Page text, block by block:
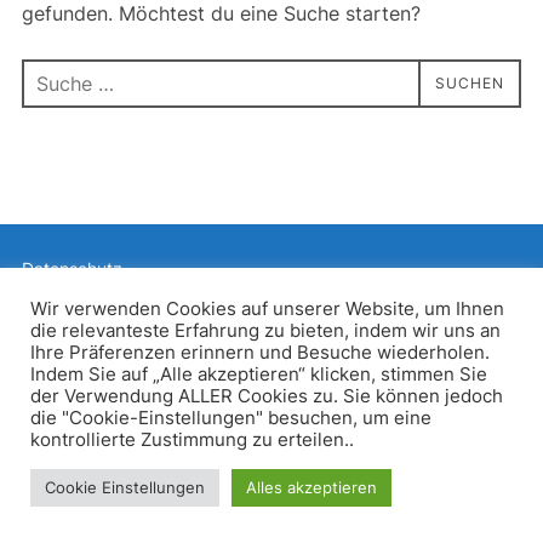
gefunden. Möchtest du eine Suche starten?
Suchen
nach:
SUCHEN
Datenschutz
Inspiro WordPress Theme von WPZOOM
Wir verwenden Cookies auf unserer Website, um Ihnen
die relevanteste Erfahrung zu bieten, indem wir uns an
Ihre Präferenzen erinnern und Besuche wiederholen.
Indem Sie auf „Alle akzeptieren“ klicken, stimmen Sie
der Verwendung ALLER Cookies zu. Sie können jedoch
die "Cookie-Einstellungen" besuchen, um eine
kontrollierte Zustimmung zu erteilen..
Cookie Einstellungen Alles akzeptieren